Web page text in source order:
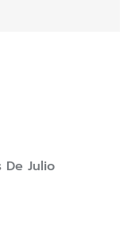
De Julio